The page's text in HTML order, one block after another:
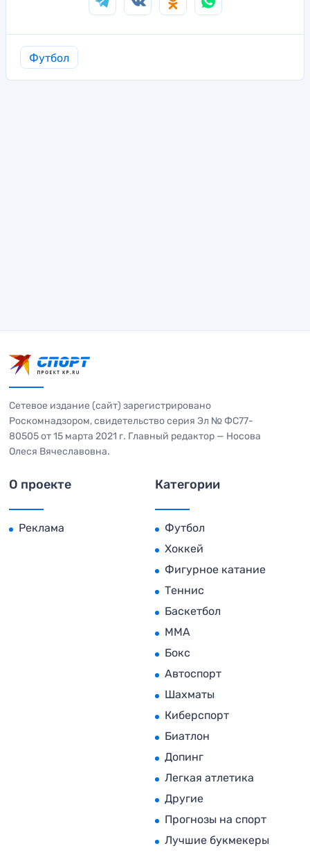
Футбол
Сетевое издание (сайт) зарегистрировано
Роскомнадзором, свидетельство серия Эл № ФС77-
80505 от 15 марта 2021 г. Главный редактор — Носова
Олеся Вячеславовна.
О проекте
Реклама
Категории
Футбол
Хоккей
Фигурное катание
Теннис
Баскетбол
MMA
Бокс
Автоспорт
Шахматы
Киберспорт
Биатлон
Допинг
Легкая атлетика
Другие
Прогнозы на спорт
Лучшие букмекеры